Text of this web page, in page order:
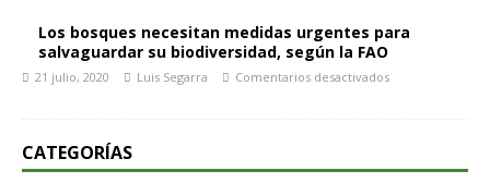
Los bosques necesitan medidas urgentes para
salvaguardar su biodiversidad, según la FAO
21 julio, 2020 Luis Segarra Comentarios desactivados
CATEGORÍAS